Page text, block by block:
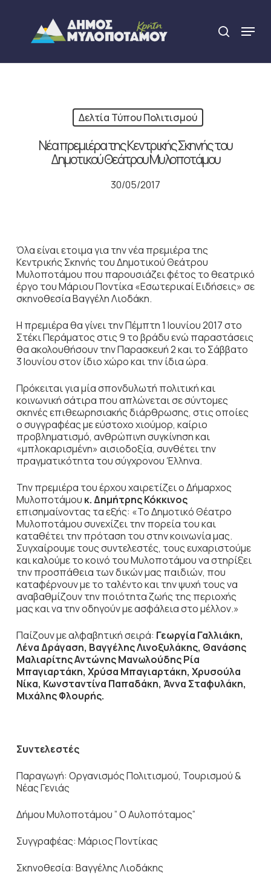
content
search
Menu
Δελτία Τύπου Πολιτισμού
Νέα πρεμιέρα της Κεντρικής Σκηνής του
Δημοτικού Θεάτρου Μυλοποτάμου
30/05/2017
Όλα είναι ετοιμα για την νέα πρεμιέρα της
Κεντρικής Σκηνής του Δημοτικού Θεάτρου
Μυλοποτάμου που παρουσιάζει φέτος το θεατρικό
έργο του Μάριου Ποντίκα «Εσωτερικαί Ειδήσεις» σε
σκηνοθεσία Βαγγέλη Λιοδάκη.
Η πρεμιέρα θα γίνει την Πέμπτη 1 Ιουνίου 2017 στο
Στέκι Περάματος στις 9 το βράδυ ενώ παραστάσεις
θα ακολουθήσουν την Παρασκευή 2 και το Σάββατο
3 Ιουνίου στον ίδιο χώρο και την ίδια ώρα.
Πρόκειται για μία σπονδυλωτή πολιτική και
κοινωνική σάτιρα που απλώνεται σε σύντομες
σκηνές επιθεωρησιακής διάρθρωσης, στις οποίες
ο συγγραφέας με εύστοχο χιούμορ, καίριο
προβληματισμό, ανθρώπινη συγκίνηση και
«μπλοκαρισμένη» αισιοδοξία, συνθέτει την
πραγματικότητα του σύγχρονου Έλληνα.
Την πρεμιέρα του έρχου χαιρετίζει ο Δήμαρχος
Μυλοποτάμου κ. Δημήτρης Κόκκινος
επισημαίνοντας τα εξής: «Το Δημοτικό Θέατρο
Μυλοποτάμου συνεχίζει την πορεία του και
καταθέτει την πρόταση του στην κοινωνία μας.
Συγχαίρουμε τους συντελεστές, τους ευχαριστούμε
και καλούμε το κοινό του Μυλοποτάμου να στηρίξει
την προσπάθεια των δικών μας παιδιών, που
καταφέρνουν με το ταλέντο και την ψυχή τους να
αναβαθμίζουν την ποιότητα ζωής της περιοχής
μας και να την οδηγούν με ασφάλεια στο μέλλον.»
Παίζουν με αλφαβητική σειρά: Γεωργία Γαλλιάκη,
Λένα Δράγαση, Βαγγέλης Λινοξυλάκης, Θανάσης
Μαλιαρίτης Αντώνης Μανωλούδης Ρία
Μπαγιαρτάκη, Χρύσα Μπαγιαρτάκη, Χρυσούλα
Νίκα, Κωνσταντίνα Παπαδάκη, Άννα Σταφυλάκη,
Μιχάλης Φλουρής.
Συντελεστές
Παραγωγή: Οργανισμός Πολιτισμού, Τουρισμού &
Νέας Γενιάς
Δήμου Μυλοποτάμου ” Ο Αυλοπόταμος”
Συγγραφέας: Μάριος Ποντίκας
Σκηνοθεσία: Βαγγέλης Λιοδάκης
Close